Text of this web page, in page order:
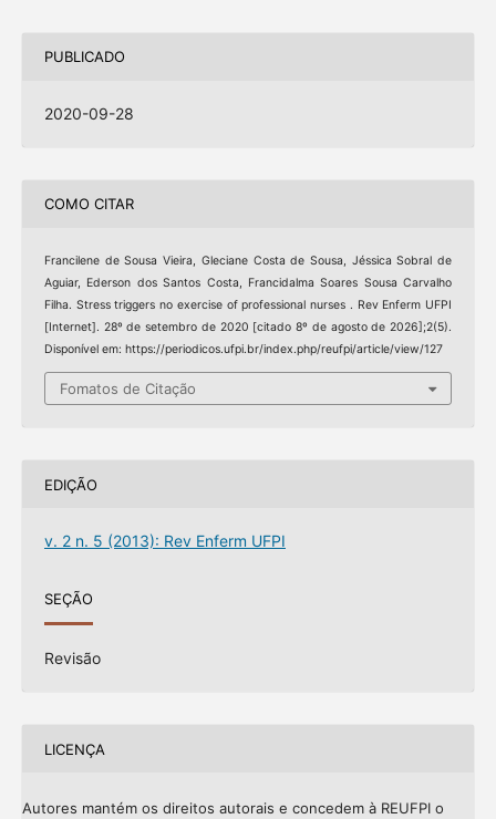
PUBLICADO
2020-09-28
COMO CITAR
Francilene de Sousa Vieira, Gleciane Costa de Sousa, Jéssica Sobral de
Aguiar, Ederson dos Santos Costa, Francidalma Soares Sousa Carvalho
Filha. Stress triggers no exercise of professional nurses . Rev Enferm UFPI
[Internet]. 28º de setembro de 2020 [citado 8º de agosto de 2026];2(5).
Disponível em: https://periodicos.ufpi.br/index.php/reufpi/article/view/127
Fomatos de Citação
EDIÇÃO
v. 2 n. 5 (2013): Rev Enferm UFPI
SEÇÃO
Revisão
LICENÇA
Autores mantém os direitos autorais e concedem à REUFPI o